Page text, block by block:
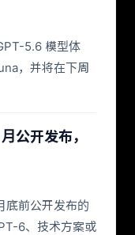
5.6 模型体
，并将在下周
公开发布，
底前公开发布的
6、技术方案或